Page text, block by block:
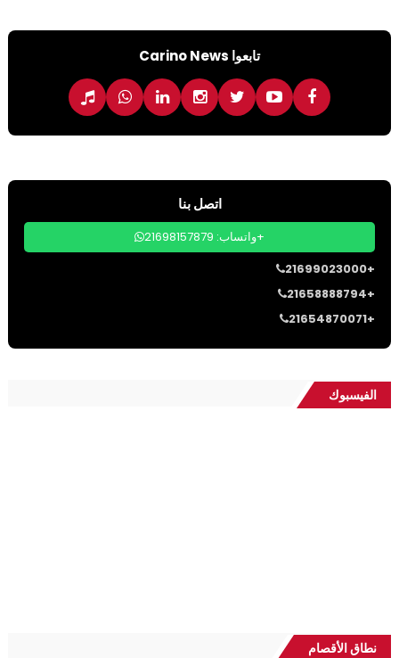
تابعوا Carino News
اتصل بنا
واتساب: 21698157879+
21699023000+
21658888794+
21654870071+
الفيسبوك
نطاق الأقصام